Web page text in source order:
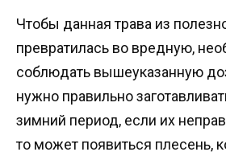
Чтобы данная трава из
превратилась во вредную,
соблюдать вышеуказанную
нужно правильно
зимний период, если их
то может появиться плесень,